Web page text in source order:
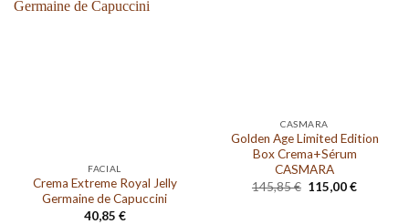
CASMARA
Golden Age Limited Edition
Box Crema+Sérum
CASMARA
145,85€ El
precio
115,00€El
FACIAL
Crema Extreme Royal Jelly
Germaine de Capuccini
40,85 €